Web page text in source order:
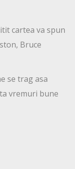
cartea va spun
Bruce
se trag asa
vremuri bune